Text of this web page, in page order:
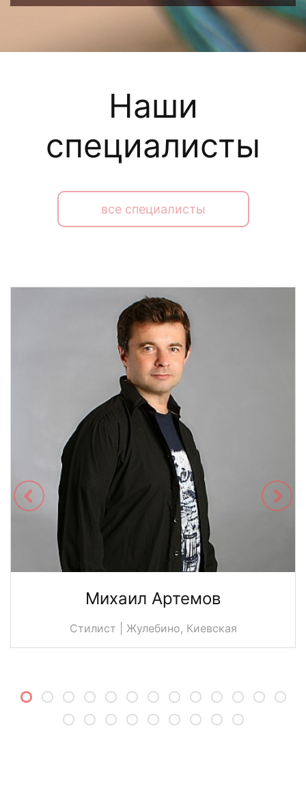
Наши
специалисты
все специалисты
Михаил Артемов
Стилист | Жулебино, Киевская